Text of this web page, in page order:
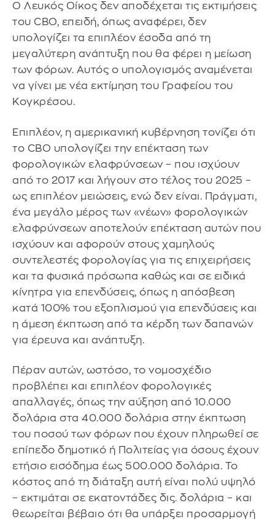
O Λευκός Οίκος δεν αποδέχεται τις εκτιμήσεις
του CBO, επειδή, όπως αναφέρει, δεν
υπολογίζει τα επιπλέον έσοδα από τη
μεγαλύτερη ανάπτυξη που θα φέρει η μείωση
των φόρων. Αυτός ο υπολογισμός αναμένεται
να γίνει με νέα εκτίμηση του Γραφείου του
Κογκρέσου.
Επιπλέον, η αμερικανική κυβέρνηση τονίζει ότι
το CBO υπολογίζει την επέκταση των
φορολογικών ελαφρύνσεων – που ισχύουν
από το 2017 και λήγουν στο τέλος του 2025 –
ως επιπλέον μειώσεις, ενώ δεν είναι. Πράγματι,
ένα μεγάλο μέρος των «νέων» φορολογικών
ελαφρύνσεων αποτελούν επέκταση αυτών που
ισχύουν και αφορούν στους χαμηλούς
συντελεστές φορολογίας για τις επιχειρήσεις
και τα φυσικά πρόσωπα καθώς και σε ειδικά
κίνητρα για επενδύσεις, όπως η απόσβεση
κατά 100% του εξοπλισμού για επενδύσεις και
η άμεση έκπτωση από τα κέρδη των δαπανών
για έρευνα και ανάπτυξη.
Πέραν αυτών, ωστόσο, το νομοσχέδιο
προβλέπει και επιπλέον φορολογικές
απαλλαγές, όπως την αύξηση από 10.000
δολάρια στα 40.000 δολάρια στην έκπτωση
του ποσού των φόρων που έχουν πληρωθεί σε
επίπεδο δημοτικό ή Πολιτείας για όσους έχουν
ετήσιο εισόδημα έως 500.000 δολάρια. Το
κόστος από τη διάταξη αυτή είναι πολύ υψηλό
– εκτιμάται σε εκατοντάδες δις. δολάρια – και
θεωρείται βέβαιο ότι θα υπάρξει προσαρμογή